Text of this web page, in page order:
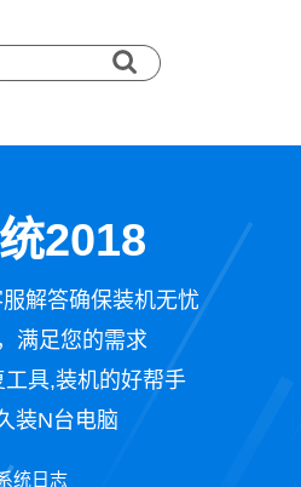
2018
解答确保装机无忧
满足您的需求
具,装机的好帮手
装N台电脑
统日志